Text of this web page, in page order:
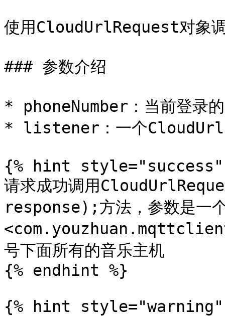
使用CloudUrlRequest对象
### 参数介绍
* phoneNumber：当前登录
* listener：一个
{% hint style="success"
请求成功调用
response);方法，参数是
号下面所有的音乐主机
{% endhint %}
{% hint style="warning"